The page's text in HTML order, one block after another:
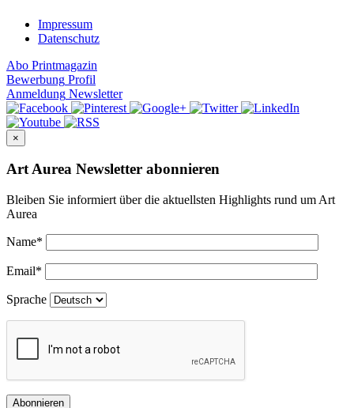
Impressum
Datenschutz
Abo Printmagazin
Bewerbung Profil
Anmeldung Newsletter
×
Art Aurea Newsletter abonnieren
Bleiben Sie informiert über die aktuellsten Highlights rund um Art
Aurea
Name*
Email*
Sprache
Abonnieren